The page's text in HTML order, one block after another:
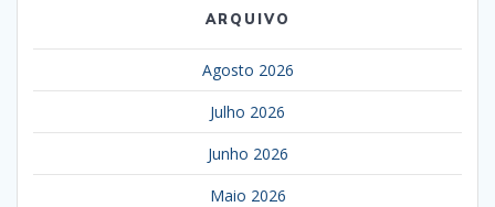
ARQUIVO
Agosto 2026
Julho 2026
Junho 2026
Maio 2026